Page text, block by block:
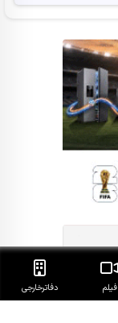
فیلم دفاتر‌خارجی